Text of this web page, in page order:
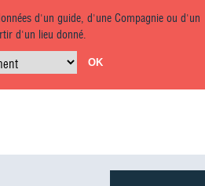
d'un guide, d'une Compagnie ou d'un
d'un lieu donné.